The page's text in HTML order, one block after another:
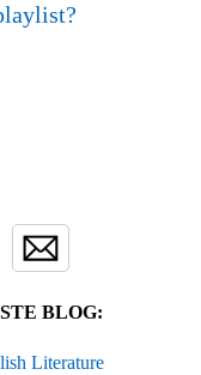
BLOG:
Literature